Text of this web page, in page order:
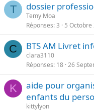
T dossier
Temy Moa
Réponses 3 5 Octobre
C BTS AM Livret
clara3110
Réponses 18 26
K
aide pour
enfants du
kittylyon